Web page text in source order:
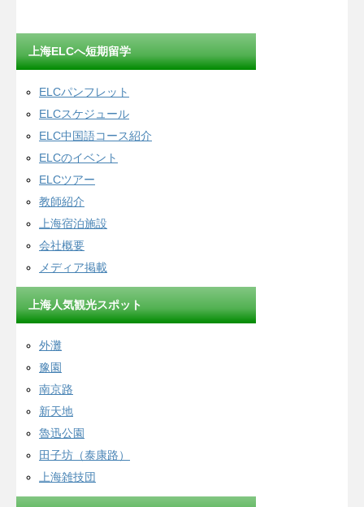
上海ELCへ短期留学
ELCパンフレット
ELCスケジュール
ELC中国語コース紹介
ELCのイベント
ELCツアー
教師紹介
上海宿泊施設
会社概要
メディア掲載
上海人気観光スポット
外灘
豫園
南京路
新天地
魯迅公園
田子坊（泰康路）
上海雑技団